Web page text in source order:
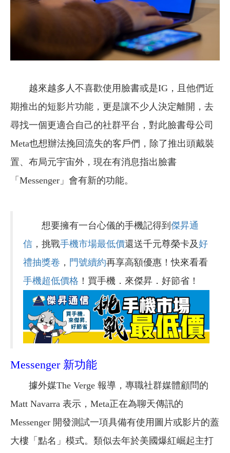
越來越多人不喜歡使用臉書或是IG，且他們近
期推出的短影片功能，更是讓不少人決定離開，去
尋找一個更適合自己的社群平台，對此臉書母公司
Meta也想辦法挽回流失的客戶們，除了推出頭戴裝
置、布局元宇宙外，現在有消息指出臉書
「Messenger」會有新的功能。
想要擁有一台心儀的手機記得到 傑昇通
信 ，挑戰手機市場最低價還送千元尊榮卡及好
禮抽獎卷 ， 門號續約再享高額優惠！快來看看
手機超低價格 ！買手機．來傑昇．好節省！
Messenger 新功能
據外媒The Verge 報導，專職社群媒體顧問的
Matt Navarra 表示，Meta正在為聊天傳訊的
Messenger 開發測試一項具備有使用圖片或影片的蓋
大樓「點名」模式。類似去年於美國爆紅崛起主打